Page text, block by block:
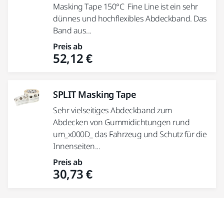
Masking Tape 150°C Fine Line ist ein sehr
dünnes und hochflexibles Abdeckband. Das
Band aus...
Preis ab
52,12 €
SPLIT Masking Tape
Sehr vielseitiges Abdeckband zum
Abdecken von Gummidichtungen rund
um_x000D_ das Fahrzeug und Schutz für die
Innenseiten...
Preis ab
30,73 €